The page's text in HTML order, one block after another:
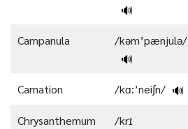
🔊
Campanula
/kəm’pænjulə/
🔊
Carnation /kɑ:’nei∫n/ 🔊
Chrysanthemum
/krɪ